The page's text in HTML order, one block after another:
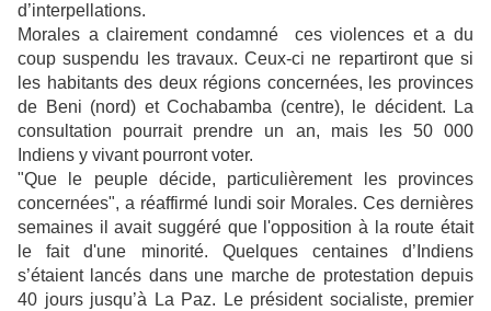
d’interpellations.
Morales a clairement condamné ces violences et a du
coup suspendu les travaux. Ceux-ci ne repartiront que si
les habitants des deux régions concernées, les provinces
de Beni (nord) et Cochabamba (centre), le décident. La
consultation pourrait prendre un an, mais les 50 000
Indiens y vivant pourront voter.
"Que le peuple décide, particulièrement les provinces
concernées", a réaffirmé lundi soir Morales. Ces dernières
semaines il avait suggéré que l'opposition à la route était
le fait d'une minorité. Quelques centaines d’Indiens
s’étaient lancés dans une marche de protestation depuis
40 jours jusqu’à La Paz. Le président socialiste, premier